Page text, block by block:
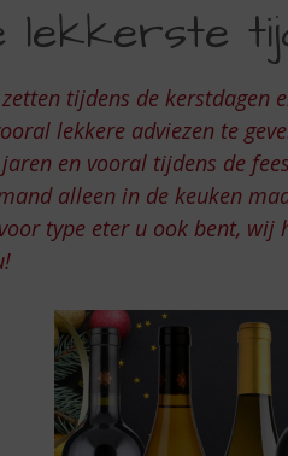
lekkerste
tijdens de kerstdagen
lekkere adviezen te
en vooral tijdens de
alleen in de keuken
type eter u ook bent, wij